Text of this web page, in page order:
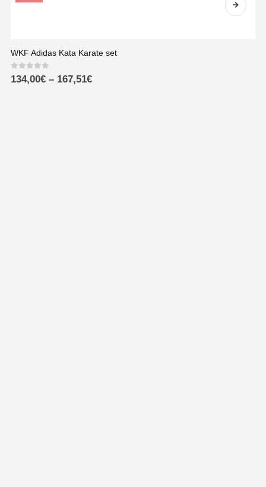
WKF Adidas Kata Karate set
0out of 5
134,00€ – 167,51€